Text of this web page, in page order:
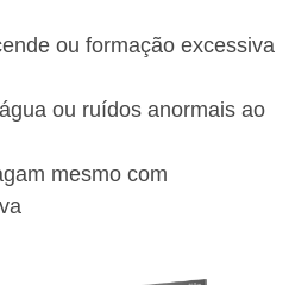
ou formação excessiva
ou ruídos anormais ao
mesmo com